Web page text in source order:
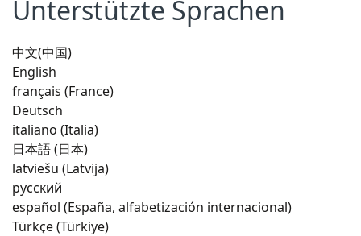
Unterstützte Sprachen
中文(中国)
English
français (France)
Deutsch
italiano (Italia)
日本語 (日本)
latviešu (Latvija)
русский
español (España, alfabetización internacional)
Türkçe (Türkiye)